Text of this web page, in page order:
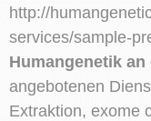
http://
services/sample-
Humangenetik an
angebotenen
Extraktion, exome